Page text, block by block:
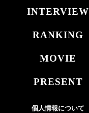
INTERVIEW
RANKING
MOVIE
PRESENT
個人情報について